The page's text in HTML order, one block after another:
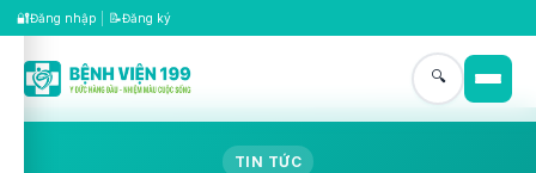
🔐Đăng nhập 📝Đăng ký
🔍
TIN TỨC